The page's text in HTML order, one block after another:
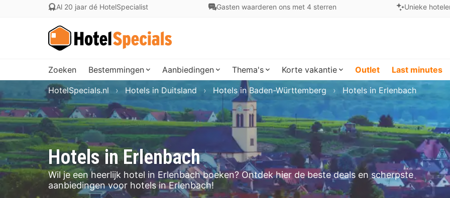
Al 20 jaar dé HotelSpecialist Gasten waarderen ons met 4 sterren Unieke
Zoeken Bestemmingen Aanbiedingen Thema's Korte vakantie Outlet Last minutes
Hotels in Erlenbach
Wil je een heerlijk hotel in Erlenbach boeken? Ontdek hier de beste deals en scherpste
aanbiedingen voor hotels in Erlenbach!
HotelSpecials.nl Hotels in Duitsland Hotels in Baden-Württemberg Hotels in Erlenbach